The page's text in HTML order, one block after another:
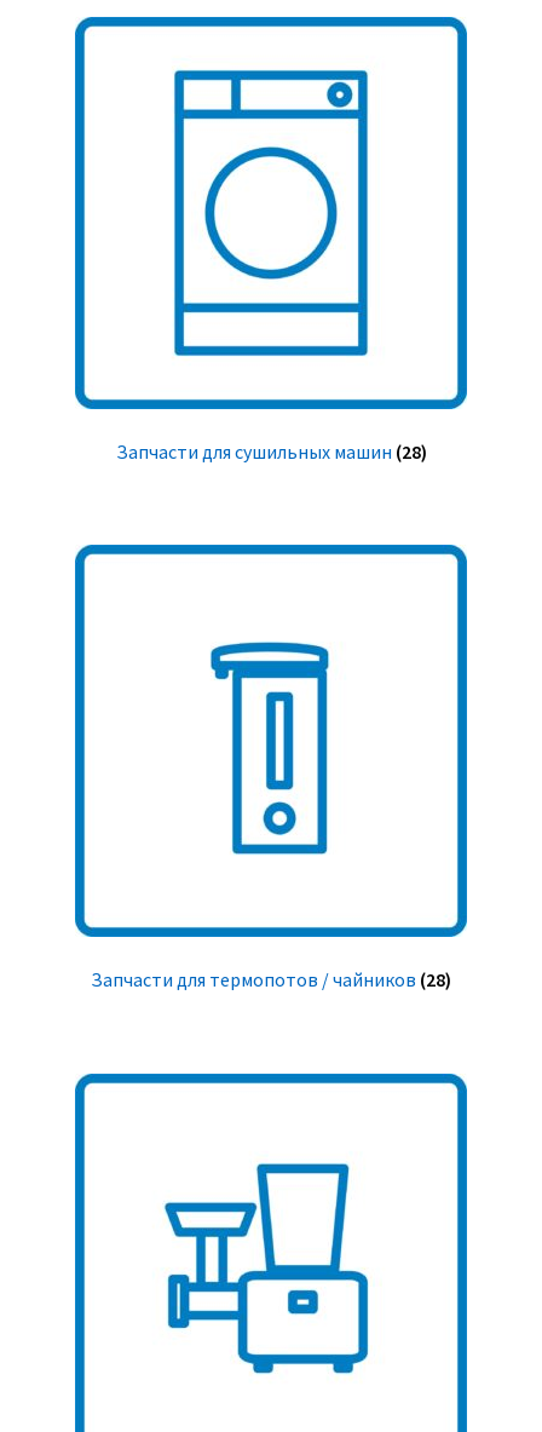
Запчасти для сушильных машин (28)
Запчасти для термопотов / чайников (28)